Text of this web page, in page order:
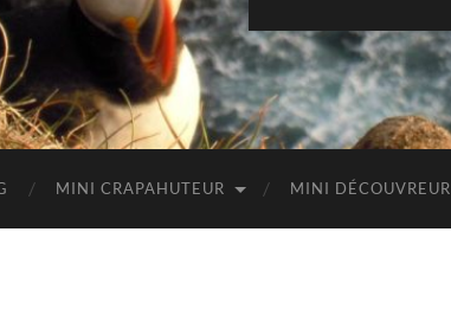
MINI CRAPAHUTEUR MINI DÉCOUVREUR